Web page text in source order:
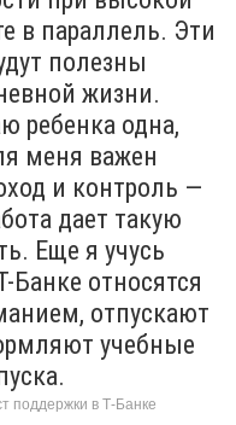
в параллель. Эти
полезны
жизни.
ребенка одна,
меня важен
и контроль —
дает такую
Еще я учусь
Банке относятся
отпускают
учебные
поддержки в Т-Банке